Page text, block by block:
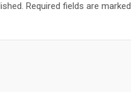
Required fields are marked